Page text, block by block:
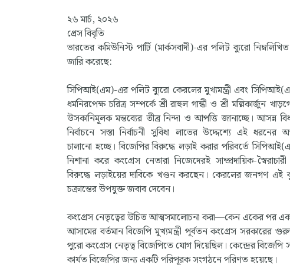
২৬ মার্চ, ২০২৬
প্রেস বিবৃতি
ভারতের কমিউনিস্ট পার্টি (মার্কসবাদী)-এর পলিট ব্যুরো
জারি করেছে:
সিপিআই(এম)-এর পলিট ব্যুরো কেরলের মুখ্যমন্ত্রী এবং
ধর্মনিরপেক্ষ চরিত্র সম্পর্কে শ্রী রাহুল গান্ধী ও শ্রী মল্লিকার্জুন
উসকানিমূলক মন্তব্যের তীব্র নিন্দা ও আপত্তি জানাচ্ছে। আসন্ন
নির্বাচনে সস্তা নির্বাচনী সুবিধা লাভের উদ্দেশ্যে এই ধরনের
চালানো হচ্ছে। বিজেপির বিরুদ্ধে লড়াই করার পরিবর্তে
নিশানা করে কংগ্রেস নেতারা নিজেদেরই সাম্প্রদায়িক-
বিরুদ্ধে লড়াইয়ের দাবিকে খণ্ডন করছেন। কেরলের জনগণ এই
চক্রান্তের উপযুক্ত জবাব দেবেন।
কংগ্রেস নেতৃত্বের উচিত আত্মসমালোচনা করা—কেন একের পর এক
আসামের বর্তমান বিজেপি মুখ্যমন্ত্রী পূর্বতন কংগ্রেস সরকারের
পুরো কংগ্রেস নেতৃত্ব বিজেপিতে যোগ দিয়েছিল। কেন্দ্রের
কার্যত বিজেপির জন্য একটি পরিপূরক সংগঠনে পরিণত হয়েছে।